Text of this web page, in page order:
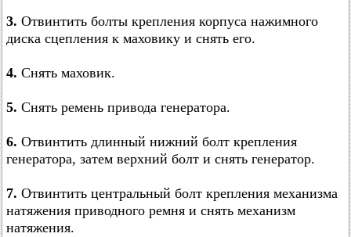
3. Отвинтить болты крепления корпуса нажимного
диска сцепления к маховику и снять его.
4. Снять маховик.
5. Снять ремень привода генератора.
6. Отвинтить длинный нижний болт крепления
генератора, затем верхний болт и снять генератор.
7. Отвинтить центральный болт крепления механизма
натяжения приводного ремня и снять механизм
натяжения.